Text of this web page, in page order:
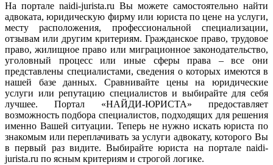
На портале naidi-jurista.ru Вы можете самостоятельно найти
адвоката, юридическую фирму или юриста по цене на услуги,
месту расположения, профессиональной специализации,
отзывам или другим критериям. Гражданское право, трудовое
право, жилищное право или миграционное законодательство,
уголовный процесс или иные сферы права – все они
представлены специалистами, сведения о которых имеются в
нашей базе данных. Сравнивайте цены на юридические
услуги или репутацию специалистов и выбирайте для себя
лучшее. Портал «НАЙДИ-ЮРИСТА» предоставляет
возможность подбора специалистов, подходящих для решения
именно Вашей ситуации. Теперь не нужно искать юриста по
знакомым или переплачивать за услуги адвокату, которого Вы
в первый раз видите. Выбирайте юриста на портале naidi-
jurista.ru по ясным критериям и строгой логике.